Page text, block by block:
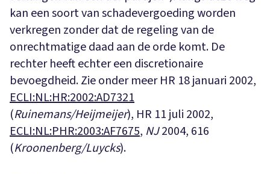
kan een soort van schadevergoeding worden
verkregen zonder dat de regeling van de
onrechtmatige daad aan de orde komt. De
rechter heeft echter een discretionaire
bevoegdheid. Zie onder meer HR 18 januari 2002,
ECLI:NL:HR:2002:AD7321
(Ruinemans/Heijmeijer), HR 11 juli 2002,
ECLI:NL:PHR:2003:AF7675, NJ2004, 616
(Kroonenberg/Luycks).